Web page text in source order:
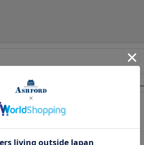
※個人情報保護方針（必ずお読み